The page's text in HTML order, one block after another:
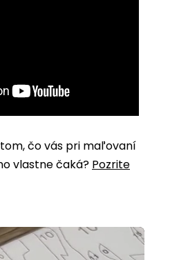
čo vás pri maľovaní
vlastne čaká? Pozrite